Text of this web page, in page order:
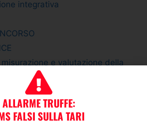
integrativa
e valutazione della
Performance
Performance
complessivo dei premi
ALLARME TRUFFE:
FALSI SULLA TARI